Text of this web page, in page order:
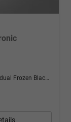
BMW Individual Frozen Black metallic